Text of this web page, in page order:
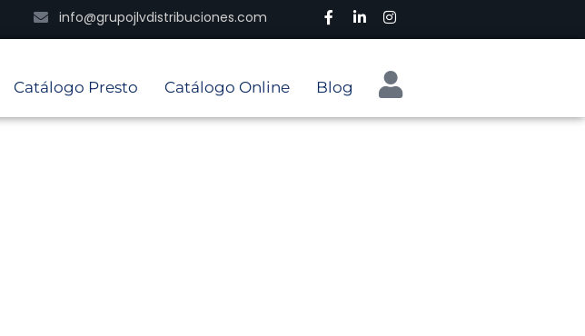
info@grupojlvdistribuciones.com
Catálogo Presto Catálogo Online Blog